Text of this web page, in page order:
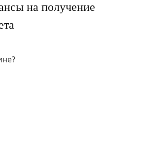
на получение